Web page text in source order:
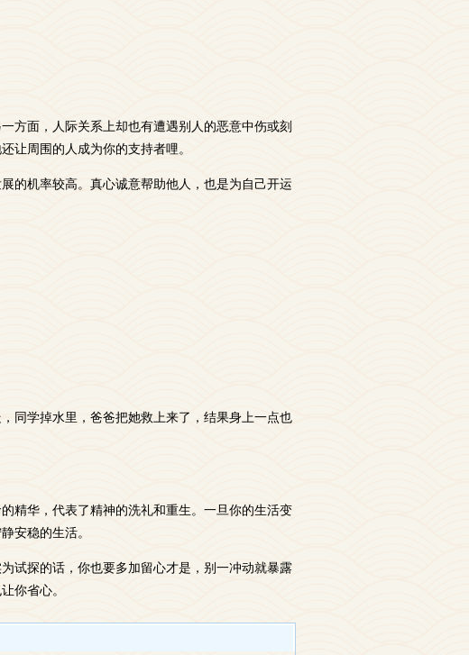
方面，人际关系上却也有遭遇别人的恶意中伤或刻
让周围的人成为你的支持者哩。
的机率较高。真心诚意帮助他人，也是为自己开运
同学掉水里，爸爸把她救上来了，结果身上一点也
精华，代表了精神的洗礼和重生。一旦你的生活变
安稳的生活。
试探的话，你也要多加留心才是，别一冲动就暴露
你省心。